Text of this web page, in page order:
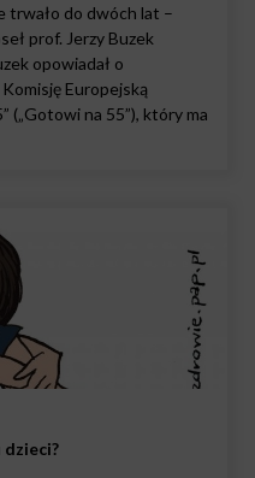
trwało do dwóch lat –
prof. Jerzy Buzek
opowiadał o
Europejską
(„Gotowi na 55”), który ma
dzieci?